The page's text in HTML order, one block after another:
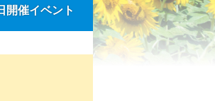
開催イベント